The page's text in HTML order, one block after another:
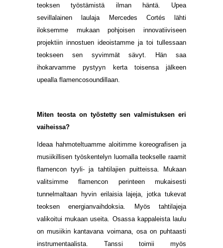
teoksen työstämistä ilman häntä. Upea
sevillalainen laulaja Mercedes Cortés lähti
iloksemme mukaan pohjoisen innovatiiviseen
projektiin innostuen ideoistamme ja toi tullessaan
teokseen sen syvimmät sävyt. Hän saa
ihokarvamme pystyyn kerta toisensa jälkeen
upealla flamencosoundillaan.
Miten teosta on työstetty sen valmistuksen eri
vaiheissa?
Ideaa hahmoteltuamme aloitimme koreografisen ja
musiikillisen työskentelyn luomalla teokselle raamit
flamencon tyyli- ja tahtilajien puitteissa. Mukaan
valitsimme flamencon perinteen mukaisesti
tunnelmaltaan hyvin erilaisia lajeja, jotka tukevat
teoksen energianvaihdoksia. Myös tahtilajeja
valikoitui mukaan useita. Osassa kappaleista laulu
on musiikin kantavana voimana, osa on puhtaasti
instrumentaalista. Tanssi toimii myös